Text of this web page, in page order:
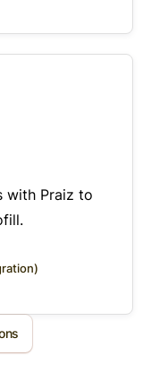
with Praiz to